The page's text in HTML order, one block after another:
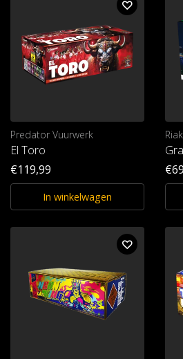
Predator Vuurwerk
El Toro
€119,99
In winkelwagen